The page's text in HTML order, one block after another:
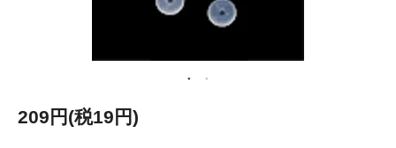
209円(税19円)